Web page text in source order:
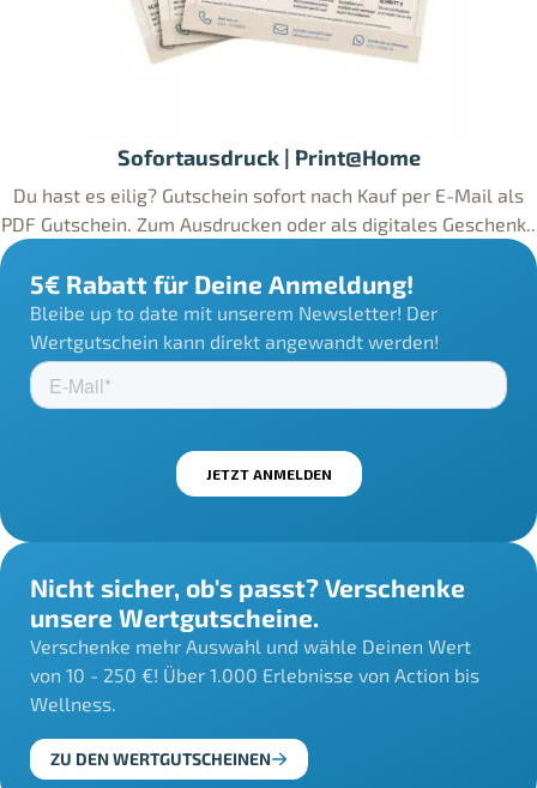
Sofortausdruck | Print@Home
Du hast es eilig? Gutschein sofort nach Kauf per E-Mail als
PDF Gutschein. Zum Ausdrucken oder als digitales Geschenk..
5€ Rabatt für Deine Anmeldung!
Bleibe up to date mit unserem Newsletter! Der
Wertgutschein kann direkt angewandt werden!
Nicht sicher, ob's passt? Verschenke
unsere Wertgutscheine.
Verschenke mehr Auswahl und wähle Deinen Wert
von 10 - 250 €! Über 1.000 Erlebnisse von Action bis
Wellness.
ZU DEN WERTGUTSCHEINEN